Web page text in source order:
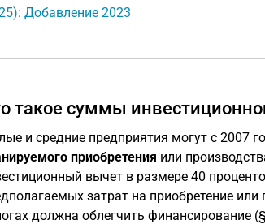
Добавление 2023
такое суммы
и средние предприятия могут с 2007
приобретения или
вычет в размере 40
затрат на приобретение
должна облегчить финансирование